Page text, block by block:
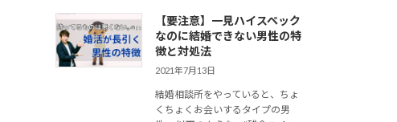
【要注意】一見ハイスペック
なのに結婚できない男性の特
徴と対処法
2021年7月13日
結婚相談所をやっていると、ちょ
くちょくお会いするタイプの男